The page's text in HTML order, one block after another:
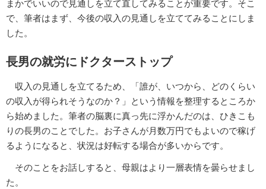
まかでいいので見通しを立て直してみることが重要です。そこ
で、筆者はまず、今後の収入の見通しを立ててみることにしま
した。
長男の就労にドクターストップ
収入の見通しを立てるため、「誰が、いつから、どのくらい
の収入が得られそうなのか？」という情報を整理するところか
ら始めました。筆者の脳裏に真っ先に浮かんだのは、ひきこも
りの長男のことでした。お子さんが月数万円でもよいので稼げ
るようになると、状況は好転する場合が多いからです。
そのことをお話しすると、母親はより一層表情を曇らせまし
た。